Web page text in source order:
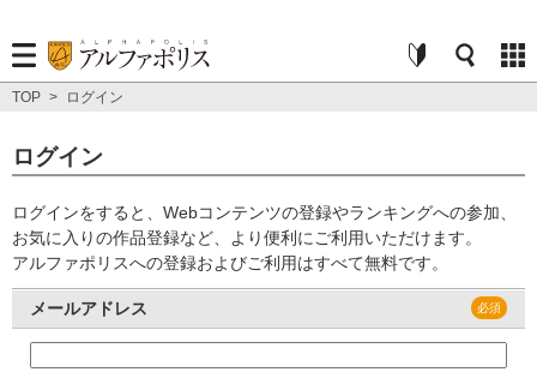
TOP > ログイン
ログイン
ログインをすると、Webコンテンツの登録やランキングへの参加、
お気に入りの作品登録など、より便利にご利用いただけます。
アルファポリスへの登録およびご利用はすべて無料です。
メールアドレス